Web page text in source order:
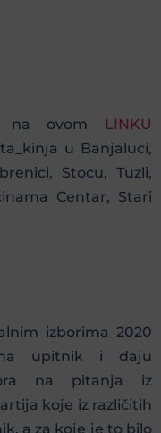
na ovom
LINKU
u Banjaluci,
Stocu, Tuzli,
Centar, Stari
izborima 2020
upitnik i daju
na pitanja iz
koje iz različitih
a za koje je to bilo